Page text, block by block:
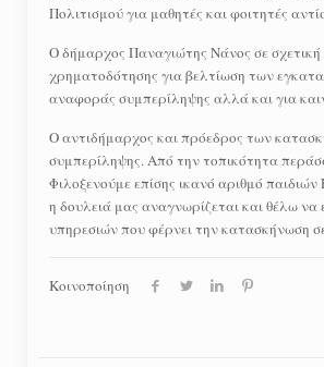
Πολιτισμού για μαθητές και φοιτητές
Ο δήμαρχος Παναγιώτης Νάνος σε
χρηματοδότησης για βελτίωση των
αναφοράς συμπερίληψης αλλά και για
Ο αντιδήμαρχος και πρόεδρος των
συμπερίληψης. Από την τοπικότητα
Φιλοξενούμε επίσης ικανό αριθμό
η δουλειά μας αναγνωρίζεται και θέλω
υπηρεσιών που φέρνει την κατασκήνωση
Κοινοποίηση